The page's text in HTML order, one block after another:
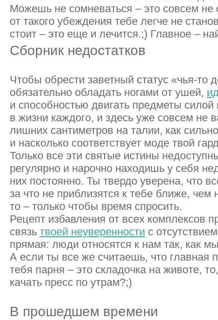
Можешь не сомневаться – это совсем
от такого убеждения тебе легче не
стоит – это еще и лечится.;) Главное –
Сборник недостатков
Чтобы обрести заветный статус «чья-то
обязательно обладать ногами от ушей,
и способностью двигать предметы
в жизни каждого, и здесь уже совсем не
лишних сантиметров на талии, как
и насколько соответствует моде твой
Только все эти святые истины
регулярно и нарочно находишь у себя
них постоянно. Ты твердо уверена, что
за что не приблизятся к тебе ближе, чем
то – только чтобы время спросить.
Рецепт избавления от всех комплексов
связь твоей неуверенности с
прямая: люди относятся к нам так, как
А если ты все же считаешь, что главная
тебя парня – это складочка на животе,
качать пресс по утрам?;)
В прошедшем времени